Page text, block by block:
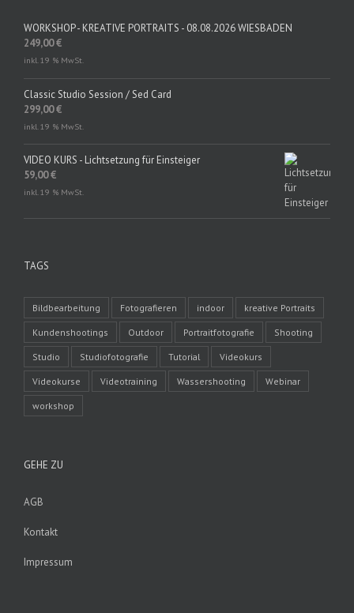
WORKSHOP - KREATIVE PORTRAITS - 08.08.2026 WIESBADEN
249,00€
inkl. 19 % MwSt.
Classic Studio Session / Sed Card
299,00€
inkl. 19 % MwSt.
VIDEO KURS - Lichtsetzung für Einsteiger
59,00€
inkl. 19 % MwSt.
TAGS
Bildbearbeitung Fotografieren indoor kreative Portraits
Kundenshootings Outdoor Portraitfotografie Shooting
Studio Studiofotografie Tutorial Videokurs
Videokurse Videotraining Wassershooting Webinar
workshop
GEHE ZU
AGB
Kontakt
Impressum